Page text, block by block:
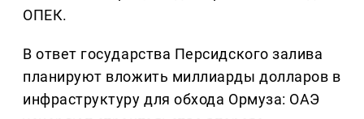
ОПЕК.
В ответ государства Персидского залива
планируют вложить миллиарды долларов в
инфраструктуру для обхода Ормуза: ОАЭ